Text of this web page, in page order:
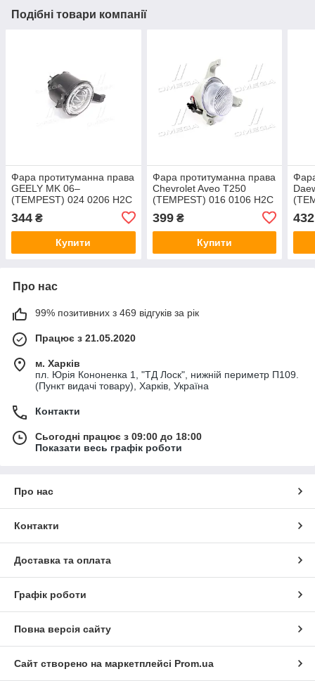
Подібні товари компанії
Фара протитуманна права
GEELY MK 06–
(TEMPEST) 024 0206 H2C
344 ₴
Купити
Фара протитуманна права
Chevrolet Aveo T250
(TEMPEST) 016 0106 H2C
399₴
Купити
432
Про нас
99% позитивних з 469 відгуків за рік
Працює з 21.05.2020
м. Харків
пл. Юрія Кононенка 1, "ТД Лоск", нижній периметр П109.
(Пункт видачі товару), Харків, Україна
Контакти
Сьогодні працює з 09:00 до 18:00
Показати весь графік роботи
Про нас
Контакти
Доставка та оплата
Графік роботи
Повна версія сайту
Сайт створено на маркетплейсі Prom.ua